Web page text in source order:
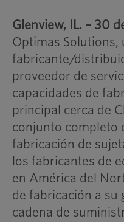
Glenview, IL. – 30
Optimas Solutions,
fabricante/
proveedor de
capacidades de
principal cerca de
conjunto completo
fabricación de
los fabricantes de
en América del
de fabricación a su
cadena de